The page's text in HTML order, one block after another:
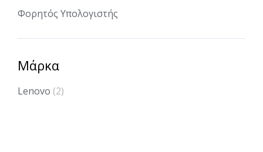
Φορητός Υπολογιστής
Μάρκα
Lenovo (2)